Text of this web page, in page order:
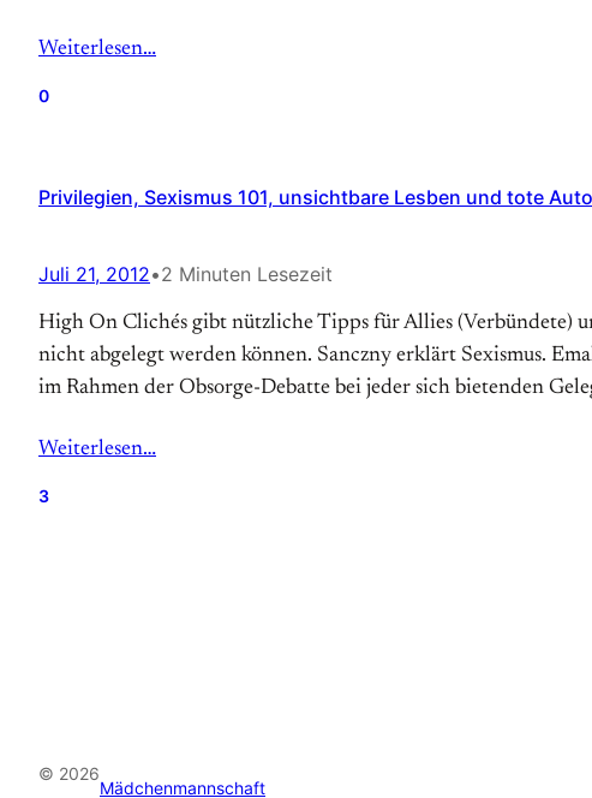
Weiterlesen…
0
Privilegien, Sexismus 101, unsichtbare Lesben und tote
Juli 21, 2012•2 Minuten Lesezeit
High On Clichés gibt nützliche Tipps für Allies (Verbündete)
nicht abgelegt werden können. Sanczny erklärt Sexismus.
im Rahmen der Obsorge-Debatte bei jeder sich bietenden
Weiterlesen…
3
© 2026
Mädchenmannschaft